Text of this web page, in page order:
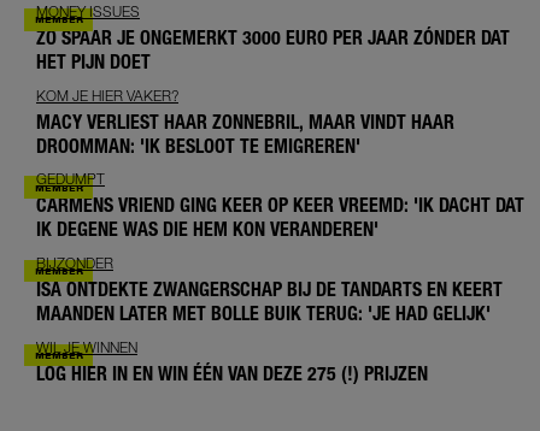
MONEY ISSUES
ZO SPAAR JE ONGEMERKT 3000 EURO PER JAAR ZÓNDER DAT
HET PIJN DOET
KOM JE HIER VAKER?
MACY VERLIEST HAAR ZONNEBRIL, MAAR VINDT HAAR
DROOMMAN: 'IK BESLOOT TE EMIGREREN'
GEDUMPT
CARMENS VRIEND GING KEER OP KEER VREEMD: 'IK DACHT DAT
IK DEGENE WAS DIE HEM KON VERANDEREN'
BIJZONDER
ISA ONTDEKTE ZWANGERSCHAP BIJ DE TANDARTS EN KEERT
MAANDEN LATER MET BOLLE BUIK TERUG: 'JE HAD GELIJK'
WIL JE WINNEN
LOG HIER IN EN WIN ÉÉN VAN DEZE 275 (!) PRIJZEN